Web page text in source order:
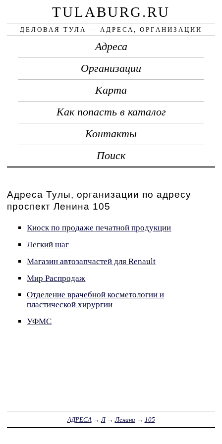
TULABURG.RU
ДЕЛОВАЯ ТУЛА — АДРЕСА, ОРГАНИЗАЦИИ
Адреса
Организации
Карта
Как попасть в каталог
Контакты
Поиск
Адреса Тулы, организации по адресу
проспект Ленина 105
Киоск по продаже печатной продукции
Легкий шаг
Магазин автозапчастей для Renault
Мир Распродаж
Отделение врачебной косметологии и
пластической хирургии
УФМС
АДРЕСА →Л→Ленина → 105